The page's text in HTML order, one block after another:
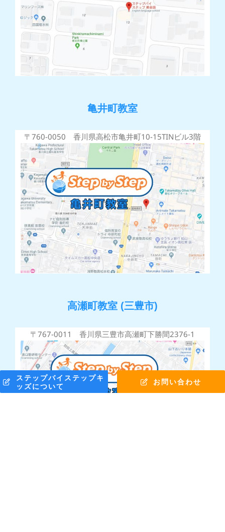
ステップバイステップキ
ッズについて
お問い合わせ
亀井町教室
〒760-0050 香川県高松市亀井町10-15TINビル3階
高瀬町教室 (三豊市)
〒767-0011 香川県三豊市高瀬町下勝間2376-1